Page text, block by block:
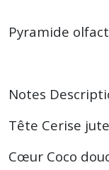
Pyramide
Notes
Tête Cerise
Cœur Coco